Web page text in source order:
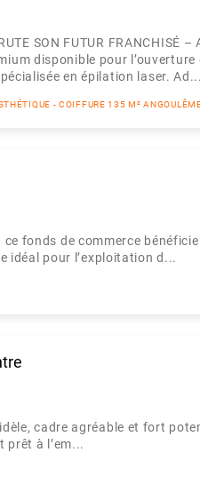
SON FUTUR FRANCHISÉ
disponible pour
en épilation laser. Ad...
- COIFFURE 135 M²
fonds de commerce
idéal pour l’exploitation d...
cadre agréable et fort
à l’em...